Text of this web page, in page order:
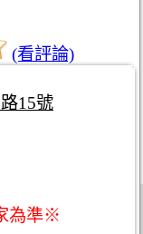
(看評論)
15號
為準※